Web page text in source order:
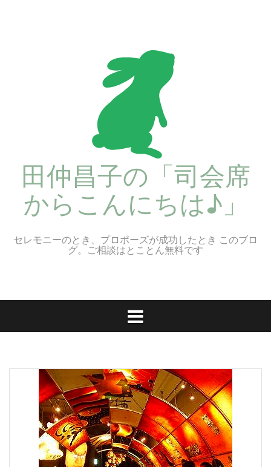
田仲昌子の「司会席
からこんにちは♪」
セレモニーのとき、プロポーズが成功したとき このブロ
グ。ご相談はとことん無料です